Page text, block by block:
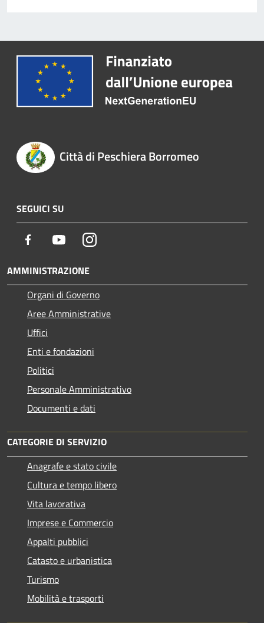
Città di Peschiera Borromeo
SEGUICI SU
Facebook YoutubeInstagram
AMMINISTRAZIONE
Organi di Governo
Aree Amministrative
Uffici
Enti e fondazioni
Politici
Personale Amministrativo
Documenti e dati
CATEGORIE DI SERVIZIO
Anagrafe e stato civile
Cultura e tempo libero
Vita lavorativa
Imprese e Commercio
Appalti pubblici
Catasto e urbanistica
Turismo
Mobilità e trasporti